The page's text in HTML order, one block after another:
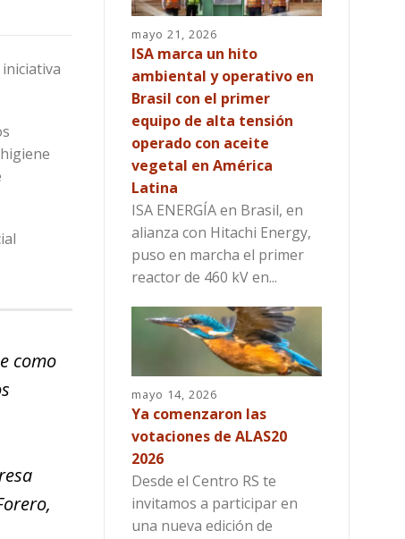
como
mayo 21, 2026
ISA marca un hito
ambiental y operativo en
Brasil con el primer
equipo de alta tensión
operado con aceite
vegetal en América
Latina
ISA ENERGÍA en Brasil, en
alianza con Hitachi Energy,
puso en marcha el primer
reactor de 460 kV en...
mayo 14, 2026
Ya comenzaron las
votaciones de ALAS20
2026
Desde el Centro RS te
invitamos a participar en
una nueva edición de